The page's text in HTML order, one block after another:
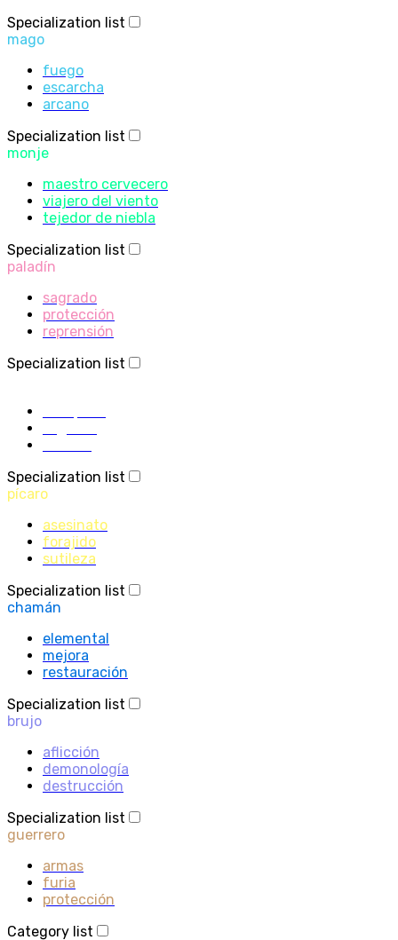
Specialization list
mago
fuego
escarcha
arcano
Specialization list
monje
maestro cervecero
viajero del viento
tejedor de niebla
Specialization list
paladín
sagrado
protección
reprensión
Specialization list
Specialization list
pícaro
asesinato
forajido
sutileza
Specialization list
chamán
elemental
mejora
restauración
Specialization list
brujo
aflicción
demonología
destrucción
Specialization list
guerrero
armas
furia
protección
Category list